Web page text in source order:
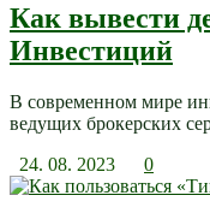
Как вывести
Инвестиций
В современном мире
ведущих брокерских
24. 08. 2023
0